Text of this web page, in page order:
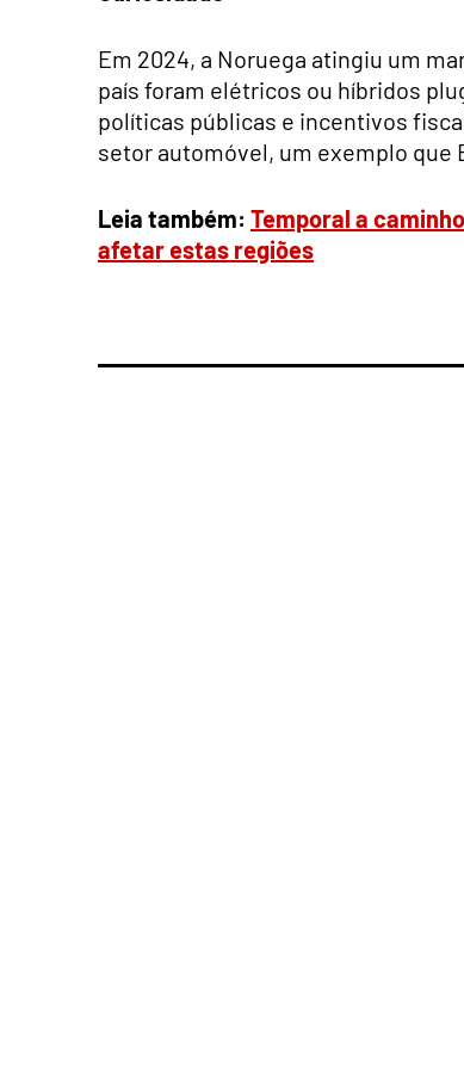
Em 2024, a Noruega atingiu um
país foram elétricos ou híbridos
políticas públicas e incentivos
setor automóvel, um exemplo que
Leia também: Temporal a
afetar estas regiões